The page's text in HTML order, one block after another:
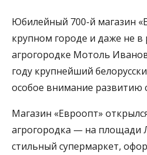
Юбилейный 700-й магазин
крупном городе и даже не
агрогородке Мотоль
году крупнейший
особое внимание развитию
Магазин «Евроопт»
агрогородка — на площади
стильный супермаркет,